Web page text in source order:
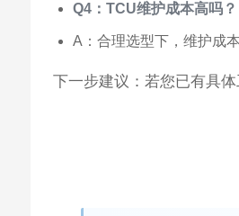
Q4：TCU维护成本高吗？
A：合理选型下，维护成
下一步建议：若您已有具